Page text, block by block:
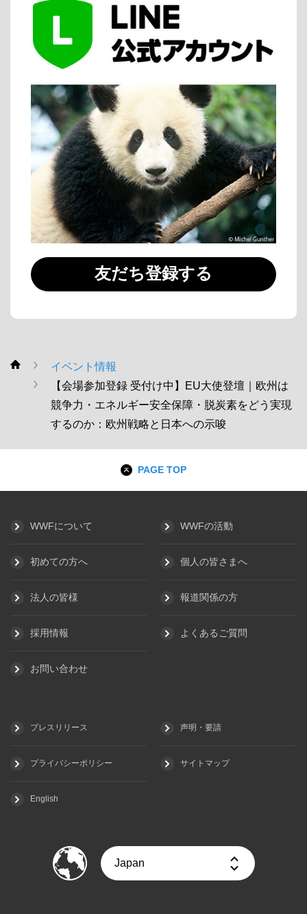
友だち登録する
WWF
イベント情報
【会場参加登録 受付け中】EU⼤使登壇｜欧州は
競争⼒・エネルギー安全保障・脱炭素をどう実現
するのか：欧州戦略と⽇本への⽰唆
PAGE TOP
WWFについて WWFの活動
初めての方へ 個人の皆さまへ
法人の皆様 報道関係の方
採用情報 よくあるご質問
お問い合わせ
プレスリリース 声明・要請
プライバシーポリシー サイトマップ
English